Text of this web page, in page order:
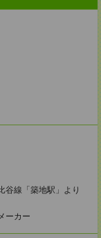
線「築地駅」より
ーカー